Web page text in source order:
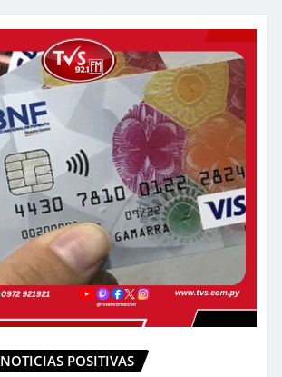
NOTICIAS POSITIVAS